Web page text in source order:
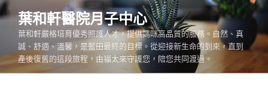
跳
至
內
葉和軒醫院月子中心
葉和軒嚴格培育優秀照護人才，提供媽咪高品質的服務。自然、真
誠、舒適、溫馨，是藍田最終的目標。從迎接新生命的到來，直到
產後復舊的這段旅程，由福太來守護您，陪您共同渡過。